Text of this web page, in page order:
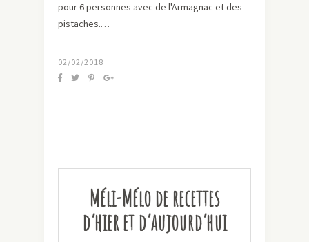
pour 6 personnes avec de l'Armagnac et des
pistaches.…
02/02/2018
Méli-Mélo de recettes
d’hier et d’aujourd’hui